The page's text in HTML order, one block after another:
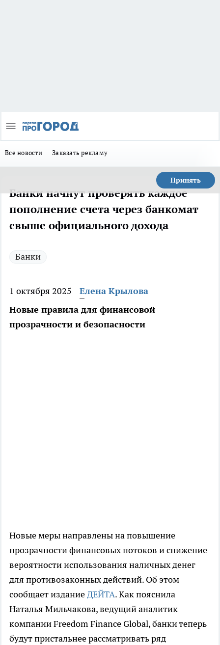
Все новости Заказать рекламу
Принять
Банки начнут проверять каждое
пополнение счета через банкомат
свыше официального дохода
Банки
1 октября 2025
Елена Крылова
Новые правила для финансовой
прозрачности и безопасности
Новые меры направлены на повышение
прозрачности финансовых потоков и снижение
вероятности использования наличных денег
для противозаконных действий. Об этом
сообщает изданиеДЕЙТА. Как пояснила
Наталья Мильчакова, ведущий аналитик
компании Freedom Finance Global, банки теперь
будут пристальнее рассматривать ряд